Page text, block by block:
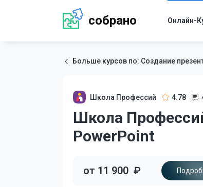
собрано Онлайн-
Больше курсов по: Создание
Школа Профессий 4.78
Школа
PowerPoint
от 11 900 ₽